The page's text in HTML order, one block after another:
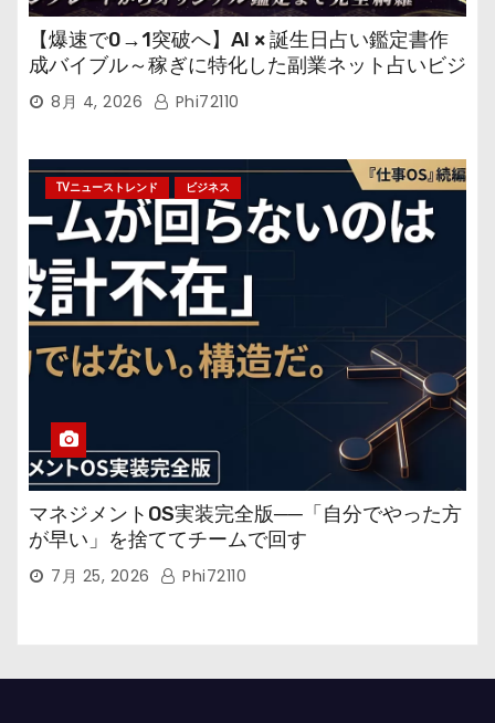
【爆速で0→1突破へ】AI × 誕生日占い鑑定書作
成バイブル～稼ぎに特化した副業ネット占いビジ
ネス8月 4, 2026 Phi72110
TVニューストレンド ビジネス
マネジメントOS実装完全版──「自分でやった方
が早い」を捨ててチームで回す
7月 25, 2026 Phi72110